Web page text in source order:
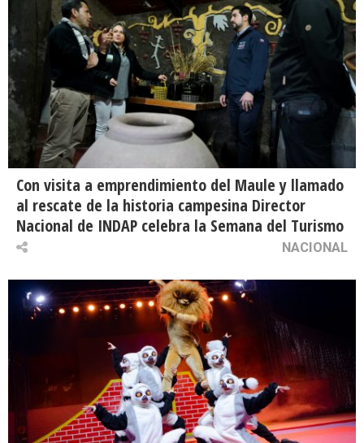
Con visita a emprendimiento del Maule y llamado
al rescate de la historia campesina Director
Nacional de INDAP celebra la Semana del Turismo
NACIONAL